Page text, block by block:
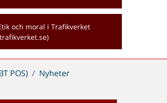
och moral i Trafikverket
POS)
Nyheter